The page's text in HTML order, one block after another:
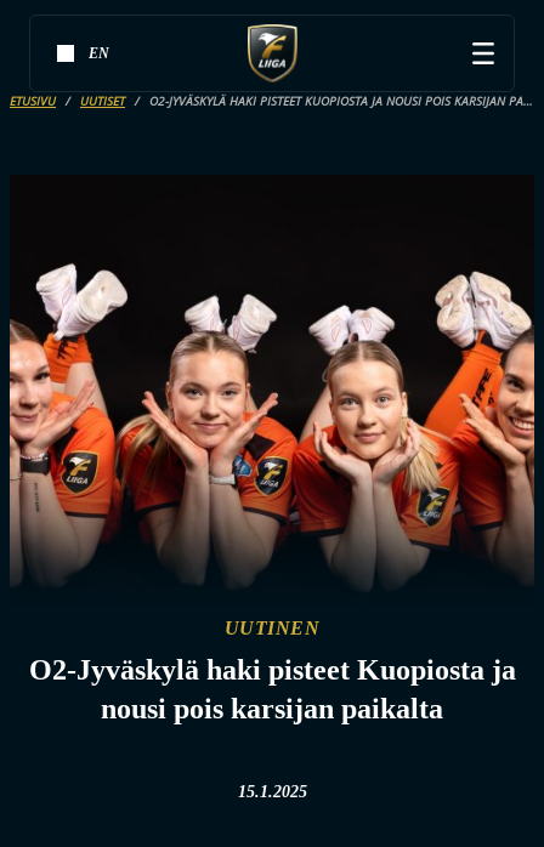
EN
ETUSIVU UUTISET O2-JYVÄSKYLÄ HAKI PISTEET KUOPIOSTA JA NOUSI POIS KARSIJAN PAIKALTA
UUTINEN
O2-Jyväskylä haki pisteet Kuopiosta ja
nousi pois karsijan paikalta
15.1.2025